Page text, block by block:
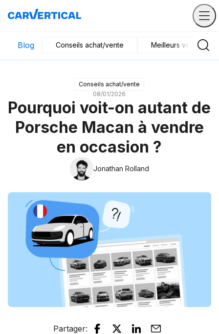
Blog Conseils achat/vente Meilleurs véhicules
Conseils achat/vente
08/01/2026
Pourquoi voit-on autant de
Porsche Macan à vendre
en occasion ?
Jonathan Rolland
Partager: